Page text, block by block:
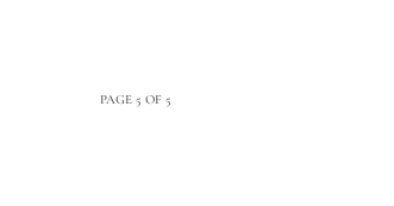
PAGE 5 OF 5